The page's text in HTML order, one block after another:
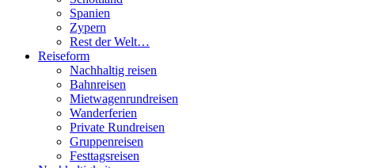
Spanien
Zypern
Rest der Welt…
Reiseform
Nachhaltig reisen
Bahnreisen
Mietwagenrundreisen
Wanderferien
Private Rundreisen
Gruppenreisen
Festtagsreisen